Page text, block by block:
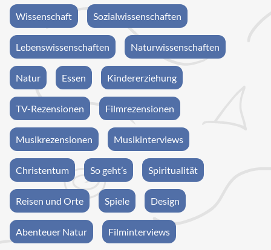
Wissenschaft Sozialwissenschaften
Lebenswissenschaften Naturwissenschaften
Natur Essen Kindererziehung
TV-Rezensionen Filmrezensionen
Musikrezensionen Musikinterviews
Christentum So geht’s Spiritualität
Reisen und Orte Spiele Design
Abenteuer Natur Filminterviews